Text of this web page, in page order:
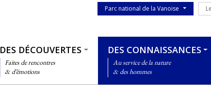
Menu du parc
Parc national de la Vanoise
DES DÉCOUVERTES
Faites de rencontres
& d’émotions
DES CONNAISSANCES
Au service de la nature
& des hommes